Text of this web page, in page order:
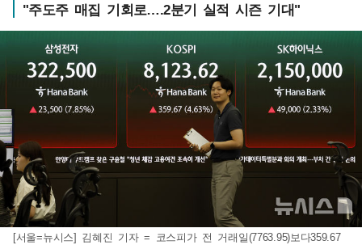
"주도주 매집 기회로….2분기 실적 시즌 기대"
[서울=뉴시스] 김혜진 기자 = 코스피가 전 거래일(7763.95)보다359.67